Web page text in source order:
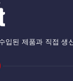
된 제품과 직접 생